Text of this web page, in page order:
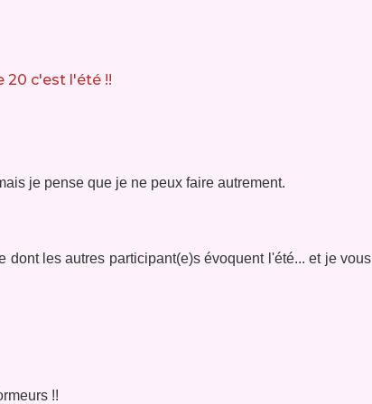
je pense que je ne peux faire autrement.
les autres participant(e)s évoquent l'été... et je vous
!!